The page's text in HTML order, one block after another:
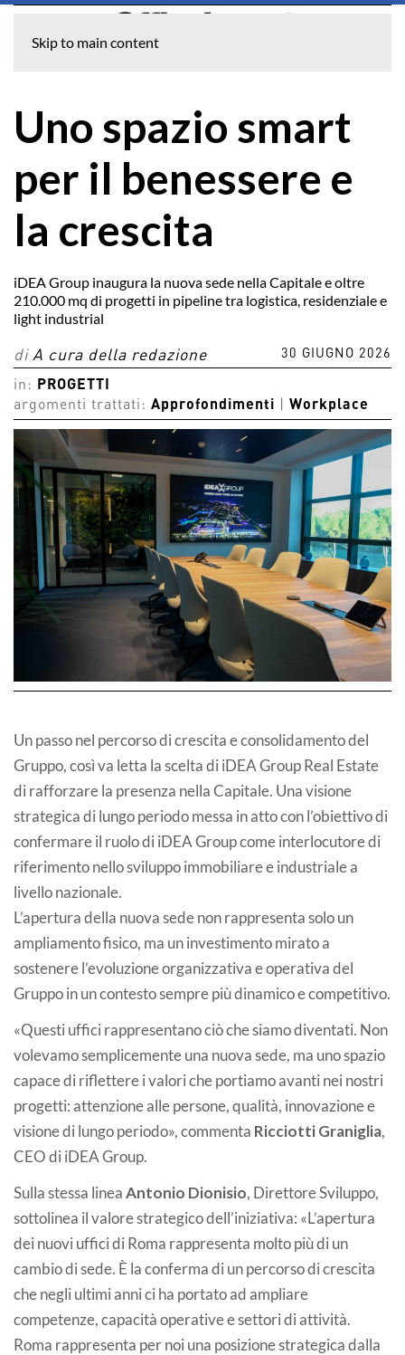
Skip to main content
Uno spazio smart
per il benessere e
la crescita
iDEA Group inaugura la nuova sede nella Capitale e oltre
210.000 mq di progetti in pipeline tra logistica, residenziale e
light industrial
di A cura della redazione 30 GIUGNO 2026
in:
PROGETTI
argomenti trattati: Approfondimenti Workplace
Un passo nel percorso di crescita e consolidamento del
Gruppo, così va letta la scelta di iDEA Group Real Estate
di rafforzare la presenza nella Capitale. Una visione
strategica di lungo periodo messa in atto con l’obiettivo di
confermare il ruolo di iDEA Group come interlocutore di
riferimento nello sviluppo immobiliare e industriale a
livello nazionale.
L’apertura della nuova sede non rappresenta solo un
ampliamento fisico, ma un investimento mirato a
sostenere l’evoluzione organizzativa e operativa del
Gruppo in un contesto sempre più dinamico e competitivo.
«Questi uffici rappresentano ciò che siamo diventati. Non
volevamo semplicemente una nuova sede, ma uno spazio
capace di riflettere i valori che portiamo avanti nei nostri
progetti: attenzione alle persone, qualità, innovazione e
visione di lungo periodo», commenta Ricciotti Graniglia,
CEO di iDEA Group.
Sulla stessa lineaAntonio Dionisio, Direttore Sviluppo,
sottolinea il valore strategico dell’iniziativa: «L’apertura
dei nuovi uffici di Roma rappresenta molto più di un
cambio di sede. È la conferma di un percorso di crescita
che negli ultimi anni ci ha portato ad ampliare
competenze, capacità operative e settori di attività.
Roma rappresenta per noi una posizione strategica dalla